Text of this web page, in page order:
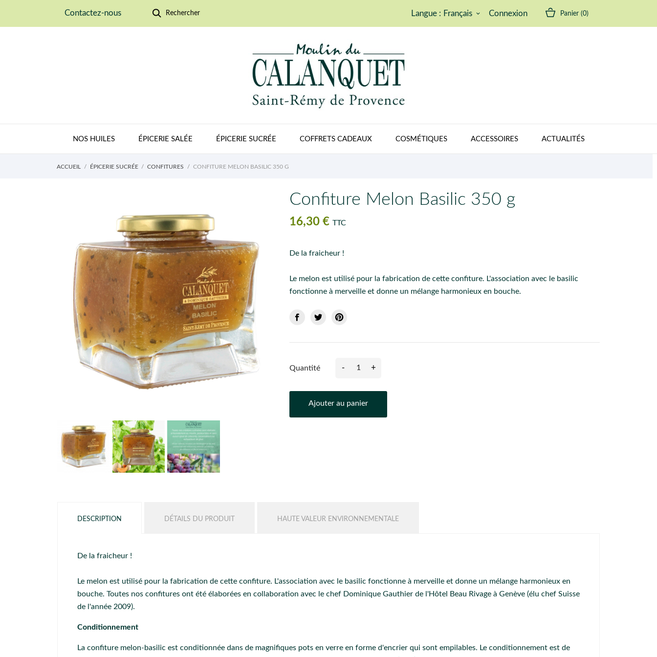
Contactez-nous Rechercher Langue : Français keyboard_arrow_down Connexion Panier (0)
NOS HUILES ÉPICERIE SALÉE ÉPICERIE SUCRÉE COFFRETS CADEAUX COSMÉTIQUES ACCESSOIRES ACTUALITÉS
ACCUEIL ÉPICERIE SUCRÉE CONFITURES CONFITURE MELON BASILIC 350 G
Confiture Melon Basilic 350 g
16,30 € TTC
De la fraicheur !
Le melon est utilisé pour la fabrication de cette confiture. L'association avec le basilic
fonctionne à merveille et donne un mélange harmonieux en bouche.
Quantité - +
Ajouter au panier
DESCRIPTION DÉTAILS DU PRODUIT HAUTE VALEUR ENVIRONNEMENTALE
De la fraicheur !
Le melon est utilisé pour la fabrication de cette confiture. L'association avec le basilic fonctionne à merveille et donne un mélange harmonieux en
bouche. Toutes nos confitures ont été élaborées en collaboration avec le chef Dominique Gauthier de l'Hôtel Beau Rivage à Genève (élu chef Suisse
de l'année 2009).
Conditionnement
La confiture melon-basilic est conditionnée dans de magnifiques pots en verre en forme d'encrier qui sont empilables. Le conditionnement est de